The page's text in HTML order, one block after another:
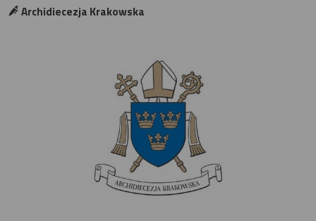
Archidiecezja Krakowska